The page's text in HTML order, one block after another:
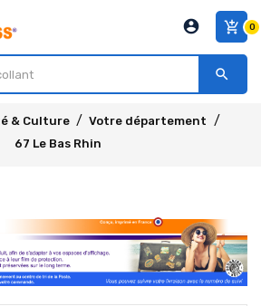
add_shopping_cart 0
account_circle
search
& Culture
Votre département
67 Le Bas Rhin